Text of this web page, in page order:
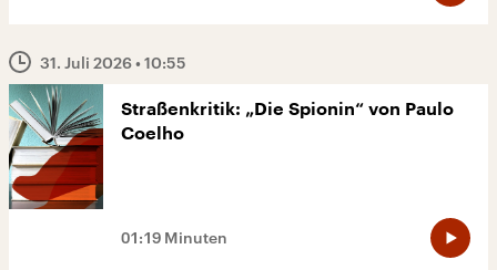
31. Juli 2026• 10:55
Straßenkritik: „Die Spionin“ von Paulo
Coelho
01:19 Minuten